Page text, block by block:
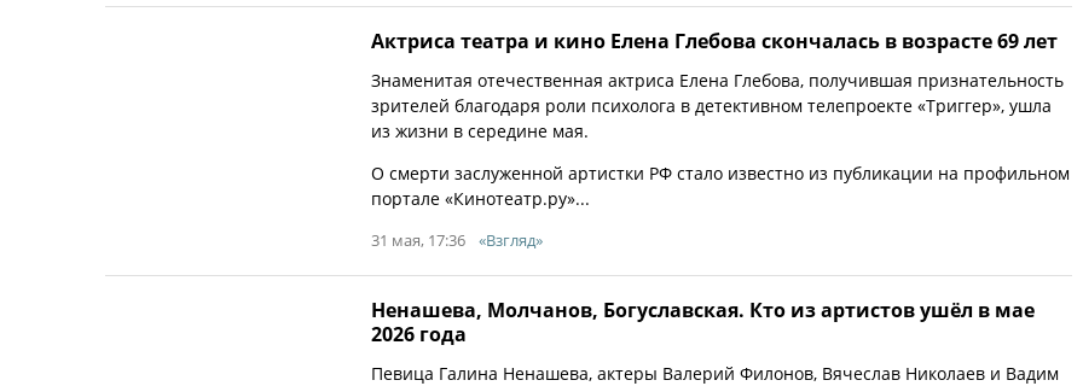
Актриса театра и кино Елена Глебова скончалась в возрасте 69 лет
Знаменитая отечественная актриса Елена Глебова, получившая признательность
зрителей благодаря роли психолога в детективном телепроекте «Триггер», ушла
из жизни в середине мая.
О смерти заслуженной артистки РФ стало известно из публикации на профильном
портале «Кинотеатр.ру»...
31 мая, 17:36 «Взгляд»
Ненашева, Молчанов, Богуславская. Кто из артистов ушёл в мае
2026 года
Певица Галина Ненашева, актеры Валерий Филонов, Вячеслав Николаев и Вадим